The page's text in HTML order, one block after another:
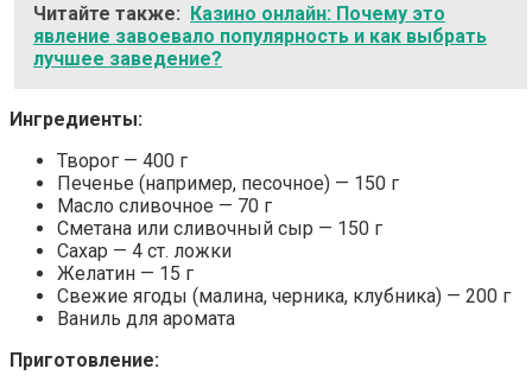
Читайте также: Казино онлайн: Почему это
явление завоевало популярность и как выбрать
лучшее заведение?
Ингредиенты:
Творог — 400 г
Печенье (например, песочное) — 150 г
Масло сливочное — 70 г
Сметана или сливочный сыр — 150 г
Сахар — 4 ст. ложки
Желатин — 15 г
Свежие ягоды (малина, черника, клубника) — 200 г
Ваниль для аромата
Приготовление: